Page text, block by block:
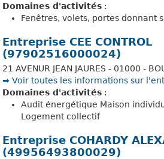
Domaines d'activités :
Fenêtres, volets, portes donnant
Entreprise CEE CONTROL
(97902516000024)
21 AVENUR JEAN JAURES - 01000 -
➡️ Voir toutes les informations sur
Domaines d'activités :
Audit énergétique Maison
Logement collectif
Entreprise COHARDY
(49956493800029)